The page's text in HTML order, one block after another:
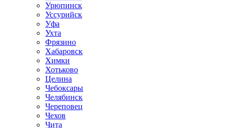
Урюпинск
Уссурийск
Уфа
Ухта
Фрязино
Хабаровск
Химки
Хотьково
Целина
Чебоксары
Челябинск
Череповец
Чехов
Чита